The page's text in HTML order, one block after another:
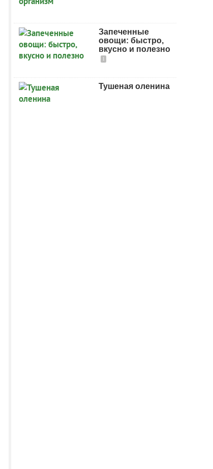
Запеченные
овощи: быстро,
вкусно и полезно
1
Тушеная оленина